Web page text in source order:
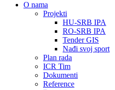
О nama
Projekti
HU-SRB IPA
RO-SRB IPA
Tender GIS
Nađi svoj sport
Plan rada
ICR Tim
Dokumenti
Reference